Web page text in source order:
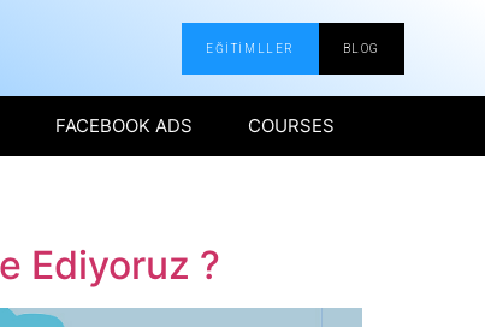
EĞİTİMLLER BLOG
FACEBOOK ADS COURSES
Ediyoruz ?